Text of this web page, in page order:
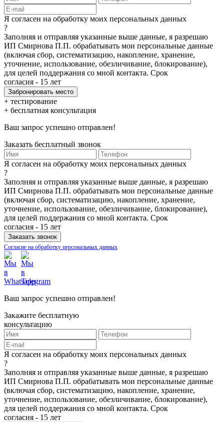
Я согласен на обработку моих персональных данных
?
Заполняя и отправляя указанные выше данные, я разрешаю
ИП Смирнова П.П. обрабатывать мои персональные данные
(включая сбор, систематизацию, накопление, хранение,
уточнение, использование, обезличивание, блокирование),
для целей поддержания со мной контакта. Срок
согласия - 15 лет
+ тестирование
+ бесплатная консультация
Ваш запрос успешно отправлен!
Заказать бесплатный звонок
Я согласен на обработку моих персональных данных
?
Заполняя и отправляя указанные выше данные, я разрешаю
ИП Смирнова П.П. обрабатывать мои персональные данные
(включая сбор, систематизацию, накопление, хранение,
уточнение, использование, обезличивание, блокирование),
для целей поддержания со мной контакта. Срок
согласия - 15 лет
Согласие на обработку персональных данных
Ваш запрос успешно отправлен!
Закажите бесплатную
консультацию
Я согласен на обработку моих персональных данных
?
Заполняя и отправляя указанные выше данные, я разрешаю
ИП Смирнова П.П. обрабатывать мои персональные данные
(включая сбор, систематизацию, накопление, хранение,
уточнение, использование, обезличивание, блокирование),
для целей поддержания со мной контакта. Срок
согласия - 15 лет